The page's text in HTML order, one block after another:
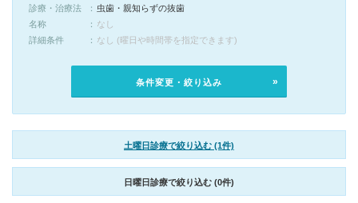
診療・治療法
虫歯・親知らずの抜歯
名称
なし
詳細条件
なし (曜日や時間帯を指定できます)
条件変更・絞り込み
土曜日診療で絞り込む (1件)
日曜日診療で絞り込む (0件)